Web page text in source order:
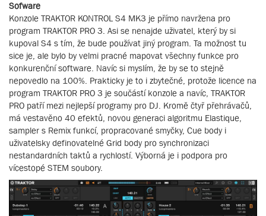
Sofware
Konzole TRAKTOR KONTROL S4 MK3 je přímo navržena pro
program TRAKTOR PRO 3. Asi se nenajde uživatel, který by si
kupoval S4 s tím, že bude používat jiný program. Ta možnost tu
sice je, ale bylo by velmi pracné mapovat všechny funkce pro
konkurenční software. Navíc si myslím, že by se to stejně
nepovedlo na 100%. Prakticky je to i zbytečné, protože licence na
program TRAKTOR PRO 3 je součástí konzole a navíc, TRAKTOR
PRO patří mezi nejlepší programy pro DJ. Kromě čtyř přehrávačů,
má vestavěno 40 efektů, novou generaci algoritmu Elastique,
sampler s Remix funkcí, propracované smyčky, Cue body i
uživatelsky definovatelné Grid body pro synchronizaci
nestandardních taktů a rychlostí. Výborná je i podpora pro
vícestopé STEM soubory.